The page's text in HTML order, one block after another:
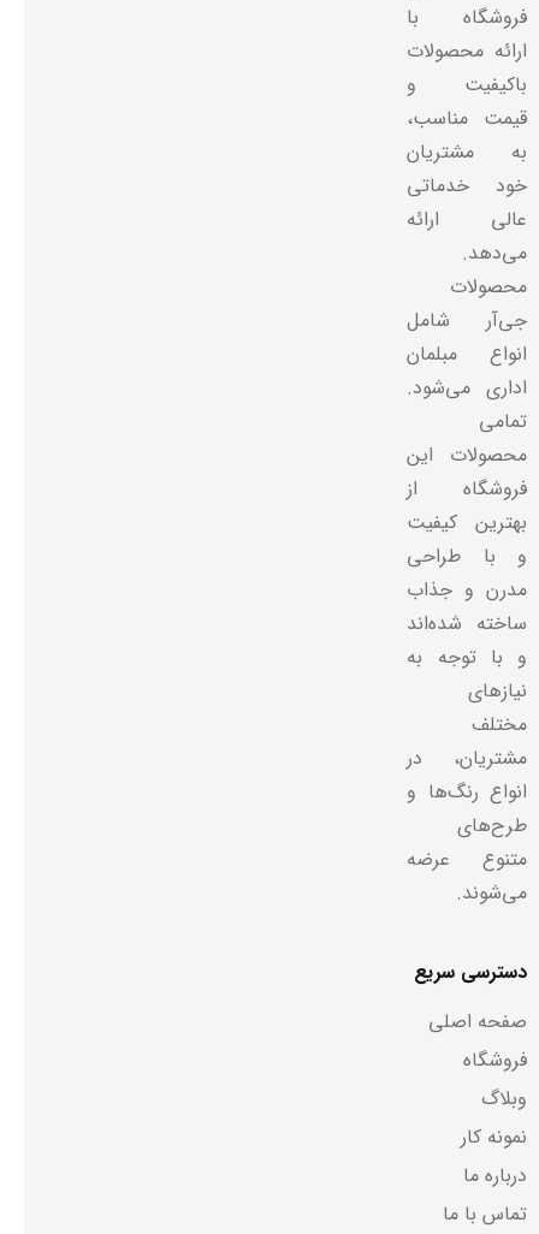
فروشگاه با
ارائه محصولات
باکیفیت و
قیمت مناسب،
به مشتریان
خود خدماتی
عالی ارائه
می‌دهد.
محصولات
جی‌آر شامل
انواع مبلمان
اداری می‌شود.
تمامی
محصولات این
فروشگاه از
بهترین کیفیت
و با طراحی
مدرن و جذاب
ساخته شده‌اند
و با توجه به
نیازهای
مختلف
مشتریان، در
انواع رنگ‌ها و
طرح‌های
متنوع عرضه
می‌شوند.
دسترسی سریع
صفحه اصلی
فروشگاه
وبلاگ
نمونه کار
درباره ما
تماس با ما